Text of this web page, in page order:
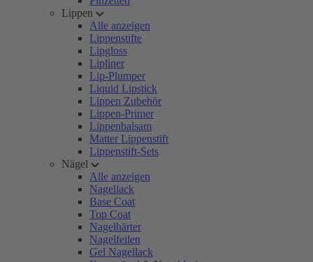
Lippen
Alle anzeigen
Lippenstifte
Lipgloss
Lipliner
Lip-Plumper
Liquid Lipstick
Lippen Zubehör
Lippen-Primer
Lippenbalsam
Matter Lippenstift
Lippenstift-Sets
Nägel
Alle anzeigen
Nagellack
Base Coat
Top Coat
Nagelhärter
Nagelfeilen
Gel Nagellack